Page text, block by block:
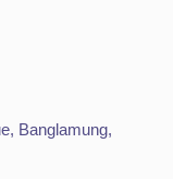
Banglamung,